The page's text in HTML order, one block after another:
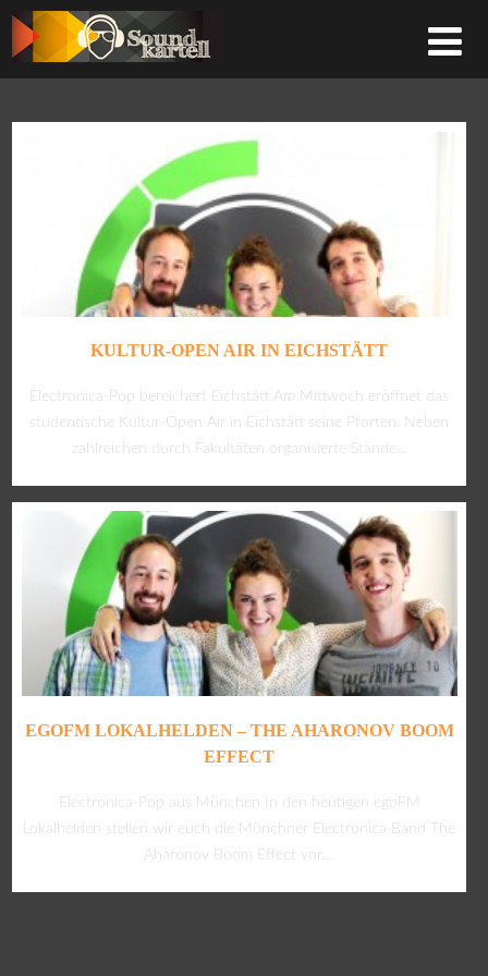
KULTUR-OPEN AIR IN EICHSTÄTT
Electronica-Pop bereichert Eichstätt Am Mittwoch eröffnet das
studentische Kultur-Open Air in Eichstätt seine Pforten. Neben
zahlreichen durch Fakultäten organisierte Stände...
EGOFM LOKALHELDEN – THE AHARONOV BOOM
EFFECT
Electronica-Pop aus München In den heutigen egoFM
Lokalhelden stellen wir euch die Münchner Electronica Band The
Aharonov Boom Effect vor....